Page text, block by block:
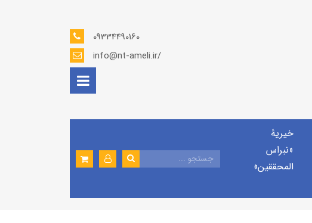
09334490160
info@nt-ameli.ir/
خيريهٔ
«نبراس
المحققين»